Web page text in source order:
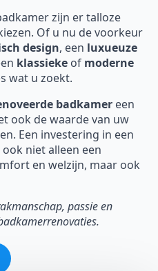
zijn er talloze
Of u nu de voorkeur
design, een luxueuze
klassieke of moderne
wat u zoekt.
badkamer een
ook de waarde van uw
Een investering in een
niet alleen een
en welzijn, maar ook
passie en